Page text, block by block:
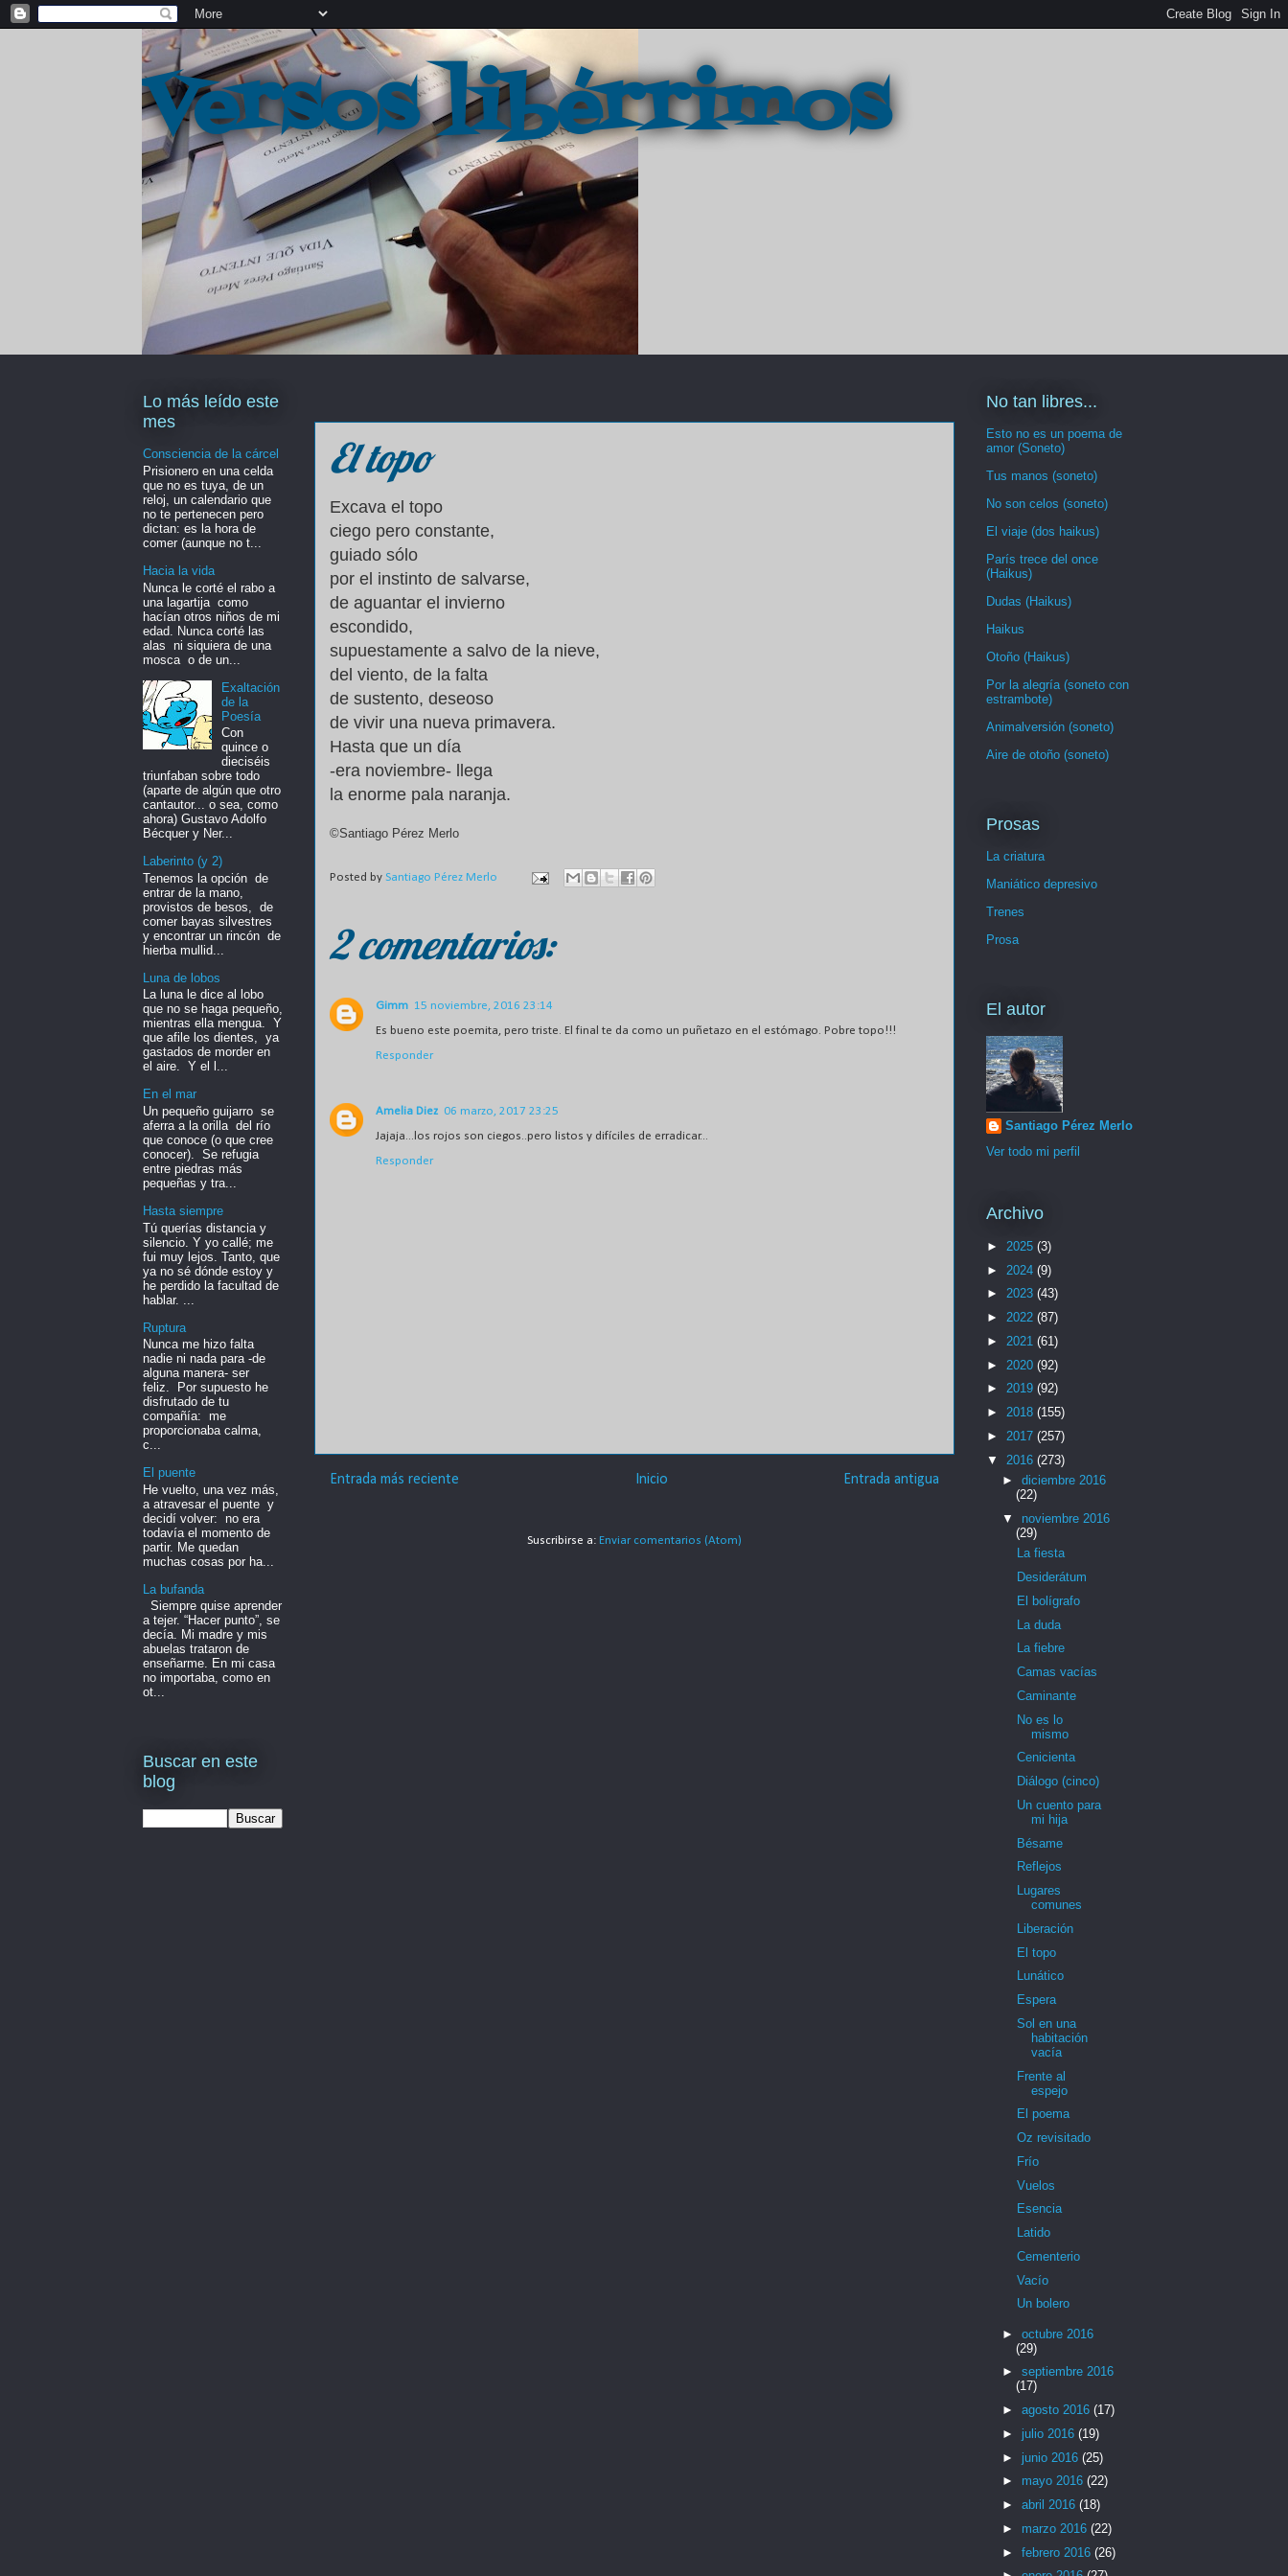
Versos libérrimos
El topo
Excava el topo
ciego pero constante,
guiado sólo
por el instinto de salvarse,
de aguantar el invierno
escondido,
supuestamente a salvo de la nieve,
del viento, de la falta
de sustento, deseoso
de vivir una nueva primavera.
Hasta que un día
-era noviembre- llega
la enorme pala naranja.
©Santiago Pérez Merlo
Posted by Santiago Pérez Merlo
2 comentarios:
Gimm 15 noviembre, 2016 23:14
Es bueno este poemita, pero triste. El final te da como un puñetazo en el estómago. Pobre topo!!!
Responder
Amelia Diez 06 marzo, 2017 23:25
Jajaja...los rojos son ciegos..pero listos y difíciles de erradicar...
Responder
Entrada más reciente Entrada antigua
Inicio
Suscribirse a: Enviar comentarios (Atom)
Lo más leído este
mes
Consciencia de la cárcel
Prisionero en una celda
que no es tuya, de un
reloj, un calendario que
no te pertenecen pero
dictan: es la hora de
comer (aunque no t...
Hacia la vida
Nunca le corté el rabo a
una lagartija como
hacían otros niños de mi
edad. Nunca corté las
alas ni siquiera de una
mosca o de un...
Exaltación
de la
Poesía
Con
quince o
dieciséis
triunfaban sobre todo
(aparte de algún que otro
cantautor... o sea, como
ahora) Gustavo Adolfo
Bécquer y Ner...
Laberinto (y 2)
Tenemos la opción de
entrar de la mano,
provistos de besos, de
comer bayas silvestres
y encontrar un rincón de
hierba mullid...
Luna de lobos
La luna le dice al lobo
que no se haga pequeño,
mientras ella mengua. Y
que afile los dientes, ya
gastados de morder en
el aire. Y el l...
En el mar
Un pequeño guijarro se
aferra a la orilla del río
que conoce (o que cree
conocer). Se refugia
entre piedras más
pequeñas y tra...
Hasta siempre
Tú querías distancia y
silencio. Y yo callé; me
fui muy lejos. Tanto, que
ya no sé dónde estoy y
he perdido la facultad de
hablar. ...
Ruptura
Nunca me hizo falta
nadie ni nada para -de
alguna manera- ser
feliz. Por supuesto he
disfrutado de tu
compañía: me
proporcionaba calma,
c...
El puente
He vuelto, una vez más,
a atravesar el puente y
decidí volver: no era
todavía el momento de
partir. Me quedan
muchas cosas por ha...
La bufanda
Siempre quise aprender
a tejer. “Hacer punto”, se
decía. Mi madre y mis
abuelas trataron de
enseñarme. En mi casa
no importaba, como en
ot...
Buscar en este
blog
No tan libres...
Esto no es un poema de
amor (Soneto)
Tus manos (soneto)
No son celos (soneto)
El viaje (dos haikus)
París trece del once
(Haikus)
Dudas (Haikus)
Haikus
Otoño (Haikus)
Por la alegría (soneto con
estrambote)
Animalversión (soneto)
Aire de otoño (soneto)
Prosas
La criatura
Maniático depresivo
Trenes
Prosa
El autor
Santiago Pérez Merlo
Ver todo mi perfil
Archivo
► 2025 (3)
► 2024 (9)
► 2023 (43)
► 2022 (87)
► 2021 (61)
► 2020 (92)
► 2019 (92)
► 2018 (155)
► 2017 (257)
▼ 2016 (273)
► diciembre 2016
(22)
▼ noviembre 2016
(29)
La fiesta
Desiderátum
El bolígrafo
La duda
La fiebre
Camas vacías
Caminante
No es lo
mismo
Cenicienta
Diálogo (cinco)
Un cuento para
mi hija
Bésame
Reflejos
Lugares
comunes
Liberación
El topo
Lunático
Espera
Sol en una
habitación
vacía
Frente al
espejo
El poema
Oz revisitado
Frío
Vuelos
Esencia
Latido
Cementerio
Vacío
Un bolero
► octubre 2016
(29)
► septiembre 2016
(17)
► agosto 2016 (17)
► julio 2016 (19)
► junio 2016 (25)
► mayo 2016 (22)
► abril 2016 (18)
► marzo 2016 (22)
► febrero 2016 (26)